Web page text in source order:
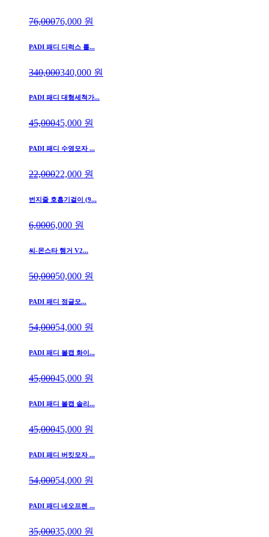
76,00076,000 원
PADI 패디 디럭스 롤...
340,000340,000 원
PADI 패디 대형세척가...
45,00045,000 원
PADI 패디 수영모자 ...
22,00022,000 원
번지줄 호흡기걸이 (9...
6,0006,000 원
씨-몬스타 행거 V2...
50,00050,000 원
PADI 패디 정글모...
54,00054,000 원
PADI 패디 볼캡 화이...
45,00045,000 원
PADI 패디 볼캡 솔리...
45,00045,000 원
PADI 패디 버킷모자 ...
54,00054,000 원
PADI 패디 네오프렌 ...
35,00035,000 원